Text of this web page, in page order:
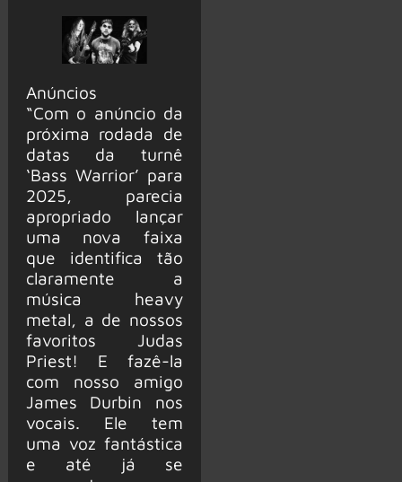
Anúncios
“Com o anúncio da
próxima rodada de
datas da turnê
‘Bass Warrior’ para
2025, parecia
apropriado lançar
uma nova faixa
que identifica tão
claramente a
música heavy
metal, a de nossos
favoritos Judas
Priest! E fazê-la
com nosso amigo
James Durbin nos
vocais. Ele tem
uma voz fantástica
e até já se